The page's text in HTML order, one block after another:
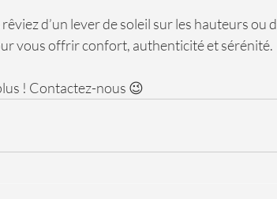
d’un lever de soleil sur les hauteurs ou
vous offrir confort, authenticité et sérénité.
! Contactez-nous 😉